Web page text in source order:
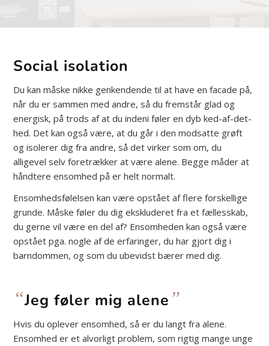
Social isolation
Du kan måske nikke genkendende til at have en facade på,
når du er sammen med andre, så du fremstår glad og
energisk, på trods af at du indeni føler en dyb ked-af-det-
hed. Det kan også være, at du går i den modsatte grøft
og isolerer dig fra andre, så det virker som om, du
alligevel selv foretrækker at være alene. Begge måder at
håndtere ensomhed på er helt normalt.
Ensomhedsfølelsen kan være opstået af flere forskellige
grunde. Måske føler du dig ekskluderet fra et fællesskab,
du gerne vil være en del af? Ensomheden kan også være
opstået pga. nogle af de erfaringer, du har gjort dig i
barndommen, og som du ubevidst bærer med dig.
“Jeg føler mig alene ”
Hvis du oplever ensomhed, så er du langt fra alene.
Ensomhed er et alvorligt problem, som rigtig mange unge